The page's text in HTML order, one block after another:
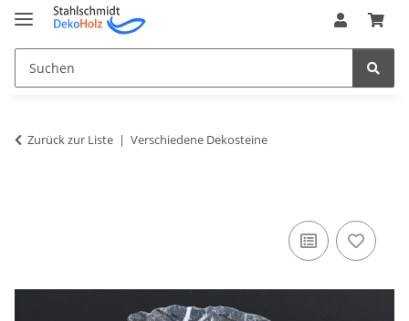
Zurück zur Liste Verschiedene Dekosteine